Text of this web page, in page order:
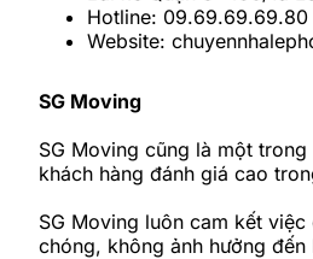
Hotline: 09.69.69.69.80
Website:
SG Moving
SG Moving cũng là một
khách hàng đánh giá cao
SG Moving luôn cam kết
chóng, không ảnh hưởng